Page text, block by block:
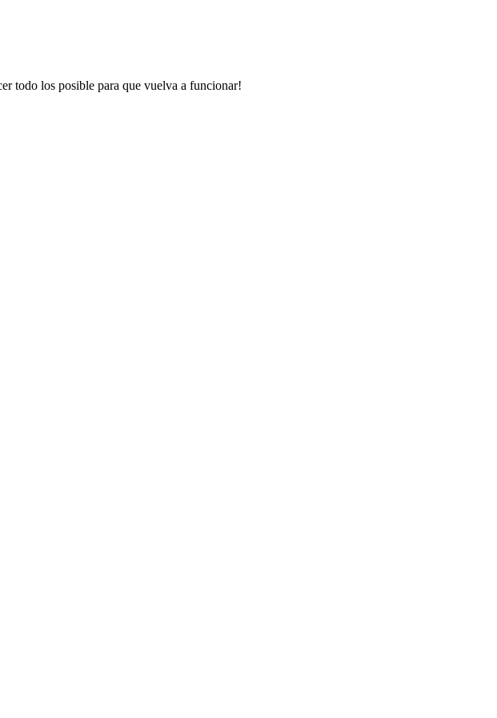
todo los posible para que vuelva a funcionar!